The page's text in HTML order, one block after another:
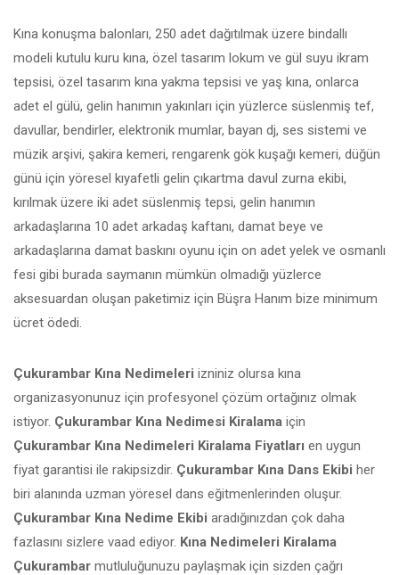
Kına konuşma balonları, 250 adet dağıtılmak üzere bindallı
modeli kutulu kuru kına, özel tasarım lokum ve gül suyu ikram
tepsisi, özel tasarım kına yakma tepsisi ve yaş kına, onlarca
adet el gülü, gelin hanımın yakınları için yüzlerce süslenmiş tef,
davullar, bendirler, elektronik mumlar, bayan dj, ses sistemi ve
müzik arşivi, şakira kemeri, rengarenk gök kuşağı kemeri, düğün
günü için yöresel kıyafetli gelin çıkartma davul zurna ekibi,
kırılmak üzere iki adet süslenmiş tepsi, gelin hanımın
arkadaşlarına 10 adet arkadaş kaftanı, damat beye ve
arkadaşlarına damat baskını oyunu için on adet yelek ve osmanlı
fesi gibi burada saymanın mümkün olmadığı yüzlerce
aksesuardan oluşan paketimiz için Büşra Hanım bize minimum
ücret ödedi.
Çukurambar Kına Nedimeleri izniniz olursa kına
organizasyonunuz için profesyonel çözüm ortağınız olmak
istiyor. Çukurambar Kına Nedimesi Kiralama için
Çukurambar Kına Nedimeleri Kiralama Fiyatları en uygun
fiyat garantisi ile rakipsizdir. Çukurambar Kına Dans Ekibi her
biri alanında uzman yöresel dans eğitmenlerinden oluşur.
Çukurambar Kına Nedime Ekibi aradığınızdan çok daha
fazlasını sizlere vaad ediyor. Kına Nedimeleri Kiralama
Çukurambar mutluluğunuzu paylaşmak için sizden çağrı